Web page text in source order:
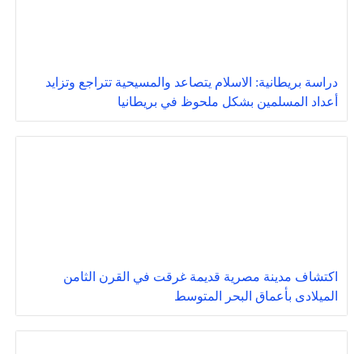
دراسة بريطانية: الاسلام يتصاعد والمسيحية تتراجع وتزايد
أعداد المسلمين بشكل ملحوظ في بريطانيا
اكتشاف مدينة مصرية قديمة غرقت في القرن الثامن
الميلادى بأعماق البحر المتوسط